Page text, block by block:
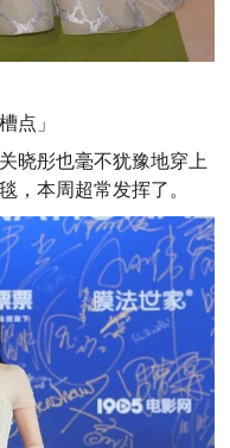
点」
晓彤也毫不犹豫地穿上
，本周超常发挥了。